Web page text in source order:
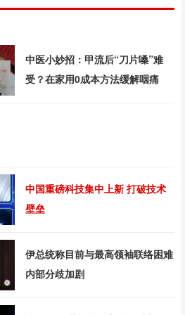
中医小妙招：甲流后“刀片嗓”难
受？在家用0成本方法缓解咽痛
中国重磅科技集中上新 打破技术
壁垒
伊总统称目前与最高领袖联络困难
内部分歧加剧